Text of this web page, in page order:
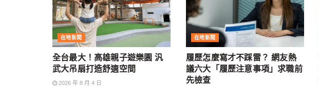
在地新聞
全台最大！高雄親子遊樂園 汎
武大吊扇打造舒適空間
2026 年 8 月 4 日
在地新聞
履歷怎麼寫才不踩雷？ 網友熱
議六大「履歷注意事項」求職前
先檢查